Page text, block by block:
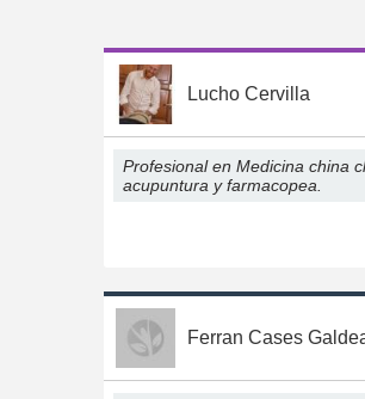
Lucho Cervilla
Profesional en Medicina china
acupuntura y farmacopea.
Ferran Cases